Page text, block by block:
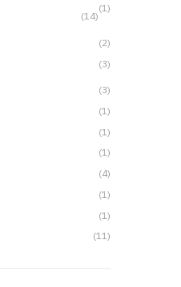
(1)
(14)
(2)
(3)
(3)
(1)
(1)
(1)
(4)
(1)
(1)
(11)